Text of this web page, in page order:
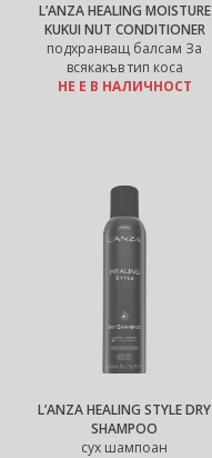
L’ANZA HEALING MOISTURE
KUKUI NUT CONDITIONER
подхранващ балсам За
всякакъв тип коса
НЕ Е В НАЛИЧНОСТ
L’ANZA HEALING STYLE DRY
SHAMPOO
сух шампоан